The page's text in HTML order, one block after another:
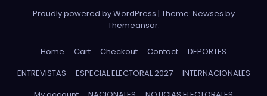
Proudly powered by WordPress | Theme: Newses by
Themeansar.
Home Cart Checkout Contact
DEPORTES
ENTREVISTAS
ESPECIAL ELECTORAL 2027
INTERNACIONALES